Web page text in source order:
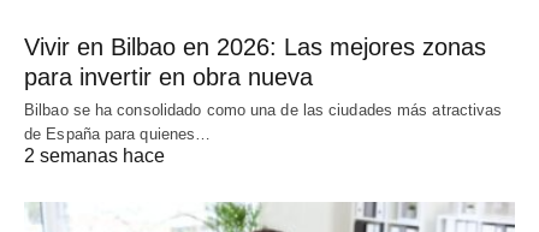
Vivir en Bilbao en 2026: Las mejores zonas
para invertir en obra nueva
Bilbao se ha consolidado como una de las ciudades más atractivas
de España para quienes…
2 semanas hace